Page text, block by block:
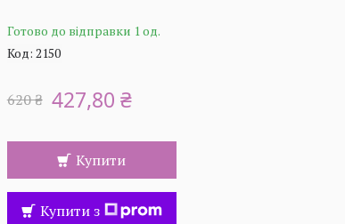
Готово до відправки 1 од.
Код: 2150
620 ₴ 427,80 ₴
Купити
Купити з